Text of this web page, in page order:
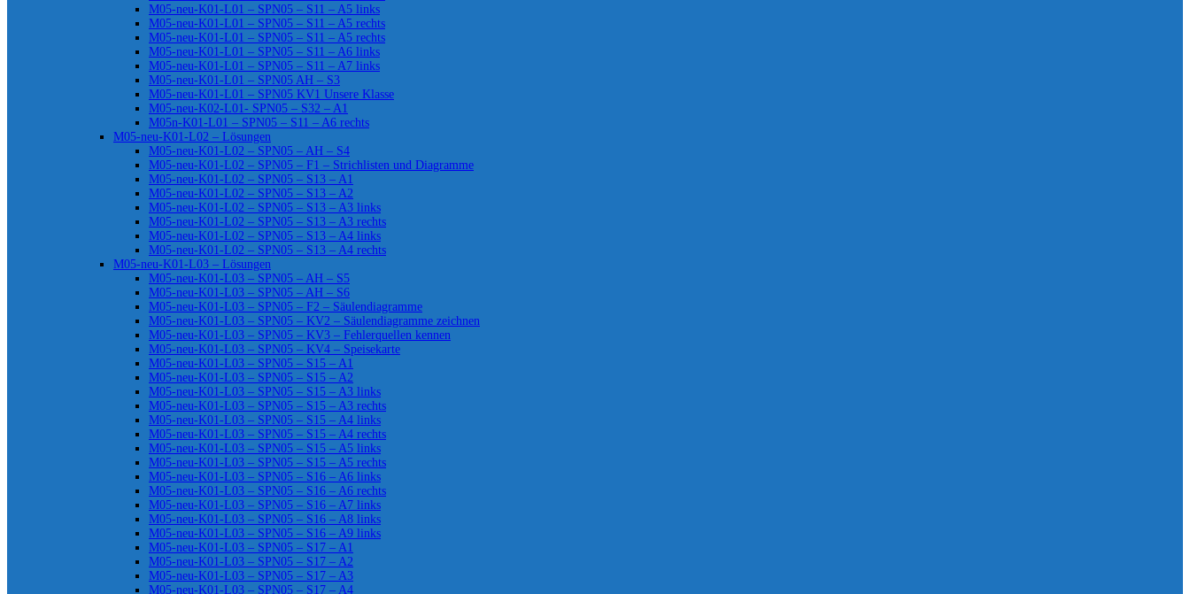
M05-neu-K01-L01 – SPN05 – S11 – A5 links
M05-neu-K01-L01 – SPN05 – S11 – A5 rechts
M05-neu-K01-L01 – SPN05 – S11 – A5 rechts
M05-neu-K01-L01 – SPN05 – S11 – A6 links
M05-neu-K01-L01 – SPN05 – S11 – A7 links
M05-neu-K01-L01 – SPN05 AH – S3
M05-neu-K01-L01 – SPN05 KV1 Unsere Klasse
M05-neu-K02-L01- SPN05 – S32 – A1
M05n-K01-L01 – SPN05 – S11 – A6 rechts
M05-neu-K01-L02 – Lösungen
M05-neu-K01-L02 – SPN05 – AH – S4
M05-neu-K01-L02 – SPN05 – F1 – Strichlisten und Diagramme
M05-neu-K01-L02 – SPN05 – S13 – A1
M05-neu-K01-L02 – SPN05 – S13 – A2
M05-neu-K01-L02 – SPN05 – S13 – A3 links
M05-neu-K01-L02 – SPN05 – S13 – A3 rechts
M05-neu-K01-L02 – SPN05 – S13 – A4 links
M05-neu-K01-L02 – SPN05 – S13 – A4 rechts
M05-neu-K01-L03 – Lösungen
M05-neu-K01-L03 – SPN05 – AH – S5
M05-neu-K01-L03 – SPN05 – AH – S6
M05-neu-K01-L03 – SPN05 – F2 – Säulendiagramme
M05-neu-K01-L03 – SPN05 – KV2 – Säulendiagramme zeichnen
M05-neu-K01-L03 – SPN05 – KV3 – Fehlerquellen kennen
M05-neu-K01-L03 – SPN05 – KV4 – Speisekarte
M05-neu-K01-L03 – SPN05 – S15 – A1
M05-neu-K01-L03 – SPN05 – S15 – A2
M05-neu-K01-L03 – SPN05 – S15 – A3 links
M05-neu-K01-L03 – SPN05 – S15 – A3 rechts
M05-neu-K01-L03 – SPN05 – S15 – A4 links
M05-neu-K01-L03 – SPN05 – S15 – A4 rechts
M05-neu-K01-L03 – SPN05 – S15 – A5 links
M05-neu-K01-L03 – SPN05 – S15 – A5 rechts
M05-neu-K01-L03 – SPN05 – S16 – A6 links
M05-neu-K01-L03 – SPN05 – S16 – A6 rechts
M05-neu-K01-L03 – SPN05 – S16 – A7 links
M05-neu-K01-L03 – SPN05 – S16 – A8 links
M05-neu-K01-L03 – SPN05 – S16 – A9 links
M05-neu-K01-L03 – SPN05 – S17 – A1
M05-neu-K01-L03 – SPN05 – S17 – A2
M05-neu-K01-L03 – SPN05 – S17 – A3
M05-neu-K01-L03 – SPN05 – S17 – A4